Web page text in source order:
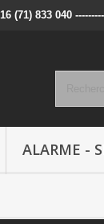
(71) 833 040
ALARME -